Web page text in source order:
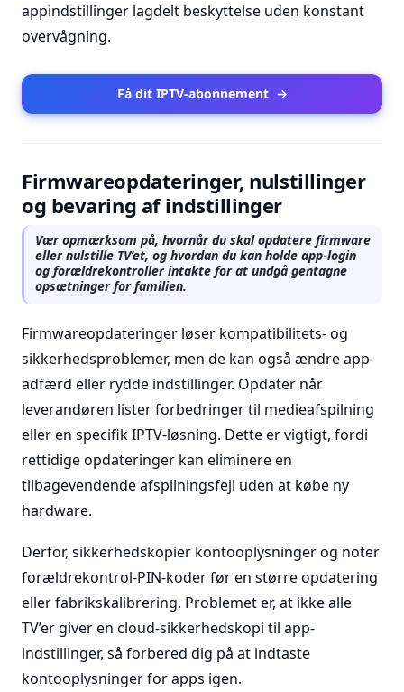
appindstillinger lagdelt beskyttelse uden konstant
overvågning.
Få dit IPTV-abonnement →
Firmwareopdateringer, nulstillinger
og bevaring af indstillinger
Vær opmærksom på, hvornår du skal opdatere firmware
eller nulstille TV’et, og hvordan du kan holde app-login
og forældrekontroller intakte for at undgå gentagne
opsætninger for familien.
Firmwareopdateringer løser kompatibilitets- og
sikkerhedsproblemer, men de kan også ændre app-
adfærd eller rydde indstillinger. Opdater når
leverandøren lister forbedringer til medieafspilning
eller en specifik IPTV-løsning. Dette er vigtigt, fordi
rettidige opdateringer kan eliminere en
tilbagevendende afspilningsfejl uden at købe ny
hardware.
Derfor, sikkerhedskopier kontooplysninger og noter
forældrekontrol-PIN-koder før en større opdatering
eller fabrikskalibrering. Problemet er, at ikke alle
TV’er giver en cloud-sikkerhedskopi til app-
indstillinger, så forbered dig på at indtaste
kontooplysninger for apps igen.